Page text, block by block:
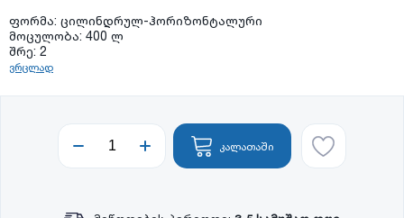
ფორმა: ცილინდრულ-ჰორიზონტალური
მოცულობა: 400 ლ
შრე: 2
ვრცლად
კალათაში